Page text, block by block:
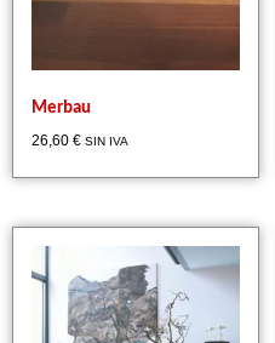
Merbau
26,60 € SIN IVA